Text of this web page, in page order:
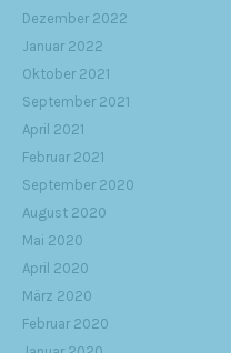
Dezember 2022
Januar 2022
Oktober 2021
September 2021
April 2021
Februar 2021
September 2020
August 2020
Mai 2020
April 2020
März 2020
Februar 2020